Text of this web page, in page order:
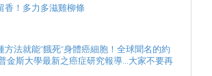
香！多力多滋雞柳條
方法就能”餓死“身體癌細胞！全球聞名的約
金斯大學最新之癌症研究報導...大家不要再